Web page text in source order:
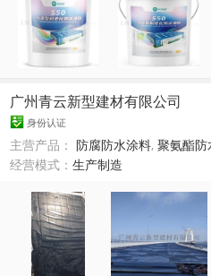
广州青云新型建材有限公司
身份认证
主营产品：防腐防水涂料,聚氨酯防
经营模式：生产制造